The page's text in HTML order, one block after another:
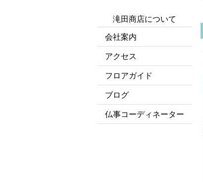
滝田商店について
会社案内
アクセス
フロアガイド
ブログ
仏事コーディネーター